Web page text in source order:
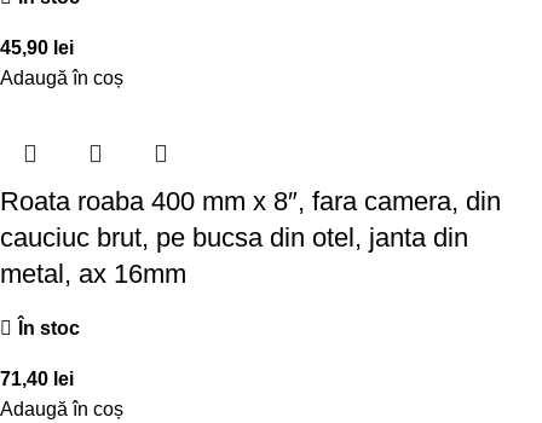
45,90 lei
Adaugă în coș
Roata roaba 400 mm x 8″, fara camera, din
cauciuc brut, pe bucsa din otel, janta din
metal, ax 16mm
În stoc
71,40 lei
Adaugă în coș